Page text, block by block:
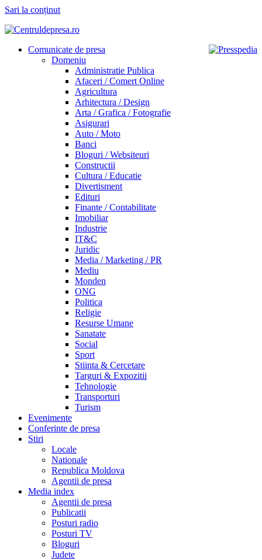
Sari la conținut
Comunicate de presa
Domeniu
Administratie Publica
Afaceri / Comert Online
Agricultura
Arhitectura / Design
Arta / Grafica / Fotografie
Asigurari
Auto / Moto
Banci
Bloguri / Websiteuri
Constructii
Cultura / Educatie
Divertisment
Edituri
Finante / Contabilitate
Imobiliar
Industrie
IT&C
Juridic
Media / Marketing / PR
Mediu
Monden
ONG
Politica
Religie
Resurse Umane
Sanatate
Social
Sport
Stiinta & Cercetare
Targuri & Expozitii
Tehnologie
Transporturi
Turism
Evenimente
Conferinte de presa
Stiri
Locale
Nationale
Republica Moldova
Agentii de presa
Media index
Agentii de presa
Publicatii
Posturi radio
Posturi TV
Bloguri
Judete